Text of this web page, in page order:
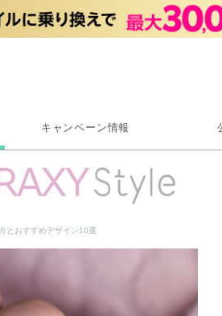
キャンペーン情報
とおすすめデザイン10選